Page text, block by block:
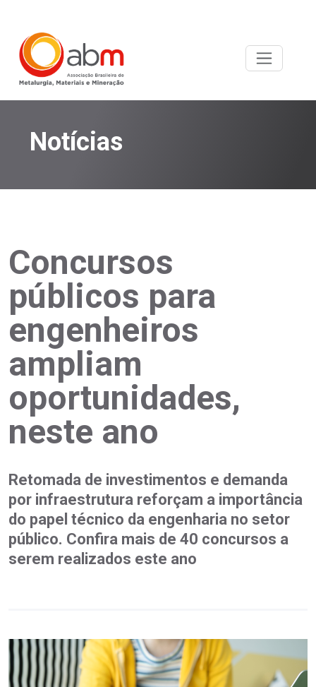
Notícias
Concursos
públicos para
engenheiros
ampliam
oportunidades,
neste ano
Retomada de investimentos e demanda
por infraestrutura reforçam a importância
do papel técnico da engenharia no setor
público. Confira mais de 40 concursos a
serem realizados este ano